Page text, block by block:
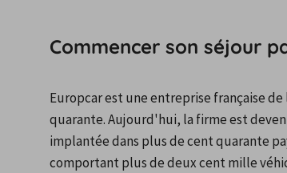
Commencer son séjour
Europcar est une entreprise française
quarante. Aujourd'hui, la firme est
implantée dans plus de cent quarante
comportant plus de deux cent mille